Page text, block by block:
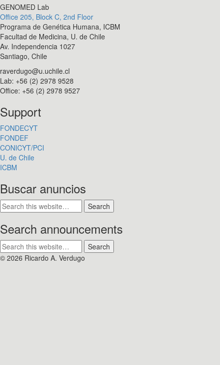
GENOMED Lab
Office 205, Block C, 2nd Floor
Programa de Genética Humana, ICBM
Facultad de Medicina, U. de Chile
Av. Independencia 1027
Santiago, Chile
raverdugo@u.uchile.cl
Lab: +56 (2) 2978 9528
Office: +56 (2) 2978 9527
Support
FONDECYT
FONDEF
CONICYT/PCI
U. de Chile
ICBM
Buscar anuncios
Search announcements
© 2026 Ricardo A. Verdugo